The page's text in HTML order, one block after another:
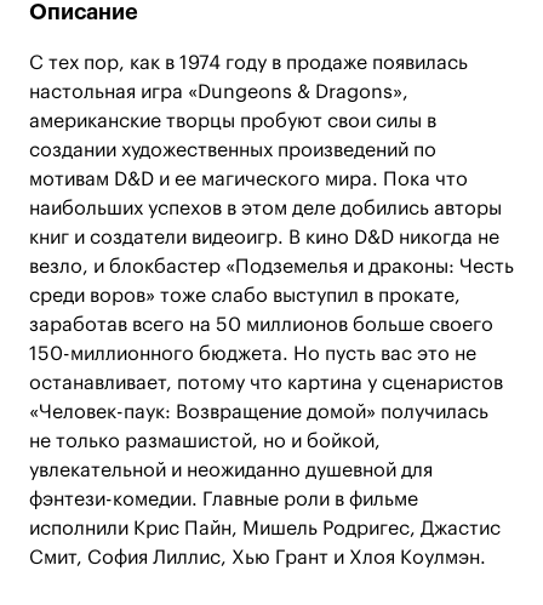
Описание
С тех пор, как в 1974 году в продаже появилась
настольная игра «Dungeons & Dragons»,
американские творцы пробуют свои силы в
создании художественных произведений по
мотивам D&D и ее магического мира. Пока что
наибольших успехов в этом деле добились авторы
книг и создатели видеоигр. В кино D&D никогда не
везло, и блокбастер «Подземелья и драконы: Честь
среди воров» тоже слабо выступил в прокате,
заработав всего на 50 миллионов больше своего
150-миллионного бюджета. Но пусть вас это не
останавливает, потому что картина у сценаристов
«Человек-паук: Возвращение домой» получилась
не только размашистой, но и бойкой,
увлекательной и неожиданно душевной для
фэнтези-комедии. Главные роли в фильме
исполнили Крис Пайн, Мишель Родригес, Джастис
Смит, София Лиллис, Хью Грант и Хлоя Коулмэн.